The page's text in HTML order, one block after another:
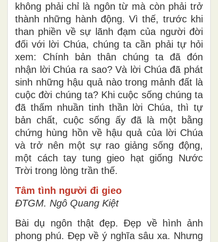
không phải chỉ là ngôn từ mà còn phải trở
thành những hành động. Vì thế, trước khi
than phiền về sự lãnh đạm của người đời
đối với lời Chúa, chúng ta cần phải tự hỏi
xem: Chính bản thân chúng ta đã đón
nhận lời Chúa ra sao? Và lời Chúa đã phát
sinh những hậu quả nào trong mảnh đất là
cuộc đời chúng ta? Khi cuộc sống chúng ta
đã thấm nhuần tinh thần lời Chúa, thì tự
bản chất, cuộc sống ấy đã là một bằng
chứng hùng hồn về hậu quả của lời Chúa
và trở nên một sự rao giảng sống động,
một cách tay tung gieo hạt giống Nước
Trời trong lòng trần thế.
Tâm tình người đi gieo
ĐTGM. Ngô Quang Kiệt
Bài dụ ngôn thật đẹp. Đẹp về hình ảnh
phong phú. Đẹp về ý nghĩa sâu xa. Nhưng